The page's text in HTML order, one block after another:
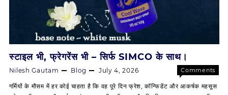
स्टाइल भी, फ्रेगरेंस भी – सिर्फ SIMCO के साथ।
Nilesh Gautam Blog July 4, 2026
Comments
स्टाइल
गर्मियों के मौसम में हर कोई चाहता है कि वह पूरे दिन फ्रेश, कॉन्फिडेंट और आकर्षक महसूस